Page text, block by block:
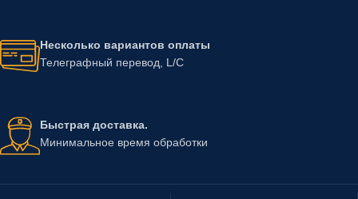
Несколько вариантов оплаты
Телеграфный перевод, L/C
Быстрая доставка.
Минимальное время обработки